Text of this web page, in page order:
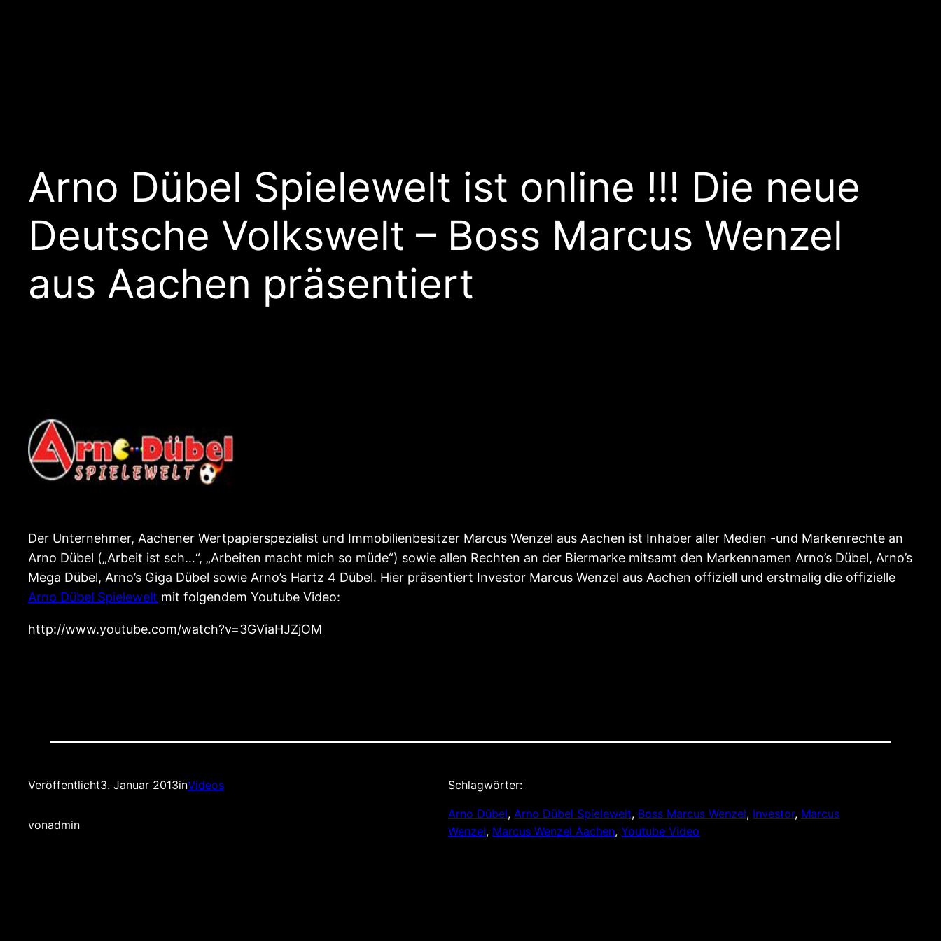
Arno Dübel Spielewelt ist online !!! Die neue
Deutsche Volkswelt – Boss Marcus Wenzel
aus Aachen präsentiert
Der Unternehmer, Aachener Wertpapierspezialist und Immobilienbesitzer Marcus Wenzel aus Aachen ist Inhaber aller Medien -und Markenrechte an
Arno Dübel („Arbeit ist sch…“, „Arbeiten macht mich so müde“) sowie allen Rechten an der Biermarke mitsamt den Markennamen Arno’s Dübel, Arno’s
Mega Dübel, Arno’s Giga Dübel sowie Arno’s Hartz 4 Dübel. Hier präsentiert Investor Marcus Wenzel aus Aachen offiziell und erstmalig die offizielle
Arno Dübel Spielewelt mit folgendem Youtube Video:
http://www.youtube.com/watch?v=3GViaHJZjOM
Veröffentlicht3. Januar 2013inVideos
vonadmin
Schlagwörter:
Arno Dübel, Arno Dübel Spielewelt, Boss Marcus Wenzel, Investor, Marcus
Wenzel, Marcus Wenzel Aachen, Youtube Video